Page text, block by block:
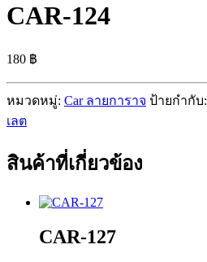
CAR-124
180 ฿
หมวดหมู่: Car ลายการาจ ป้ายกำกับ:
เลต
สินค้าที่เกี่ยวข้อง
CAR-127